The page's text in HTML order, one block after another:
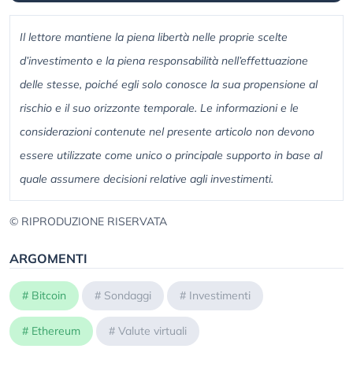
Il lettore mantiene la piena libertà nelle proprie scelte
d’investimento e la piena responsabilità nell’effettuazione
delle stesse, poiché egli solo conosce la sua propensione al
rischio e il suo orizzonte temporale. Le informazioni e le
considerazioni contenute nel presente articolo non devono
essere utilizzate come unico o principale supporto in base al
quale assumere decisioni relative agli investimenti.
© RIPRODUZIONE RISERVATA
ARGOMENTI
# Bitcoin # Sondaggi # Investimenti
# Ethereum # Valute virtuali